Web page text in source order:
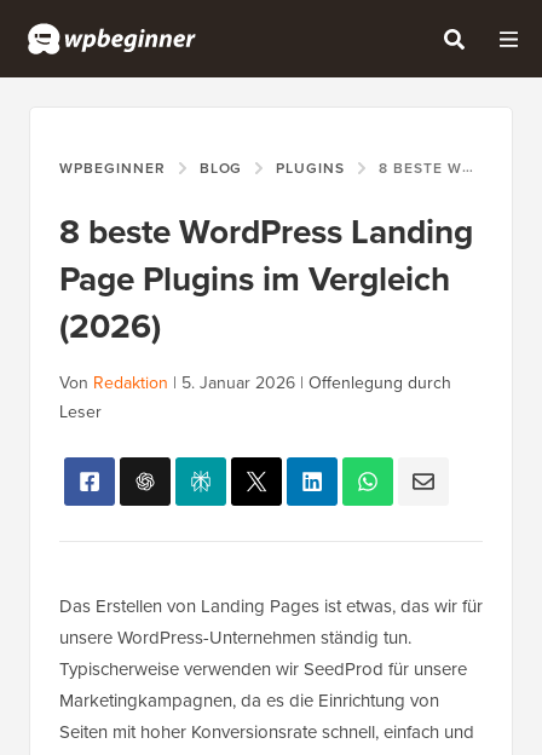
WPBEGINNER BLOG PLUGINS 8 BESTE WORDPRESS LANDING PAGE PLUGINS IM VERGLEICH (2026)
8 beste WordPress Landing
Page Plugins im Vergleich
(2026)
Von Redaktion | 5. Januar 2026 | Offenlegung durch
Leser
Das Erstellen von Landing Pages ist etwas, das wir für
unsere WordPress-Unternehmen ständig tun.
Typischerweise verwenden wir SeedProd für unsere
Marketingkampagnen, da es die Einrichtung von
Seiten mit hoher Konversionsrate schnell, einfach und